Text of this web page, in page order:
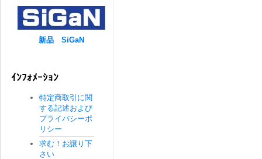
新品 SiGaN
ｲﾝﾌｫﾒｰｼｮﾝ
特定商取引に関
する記述および
プライバシーポ
リシー
求む！お譲り下
さい